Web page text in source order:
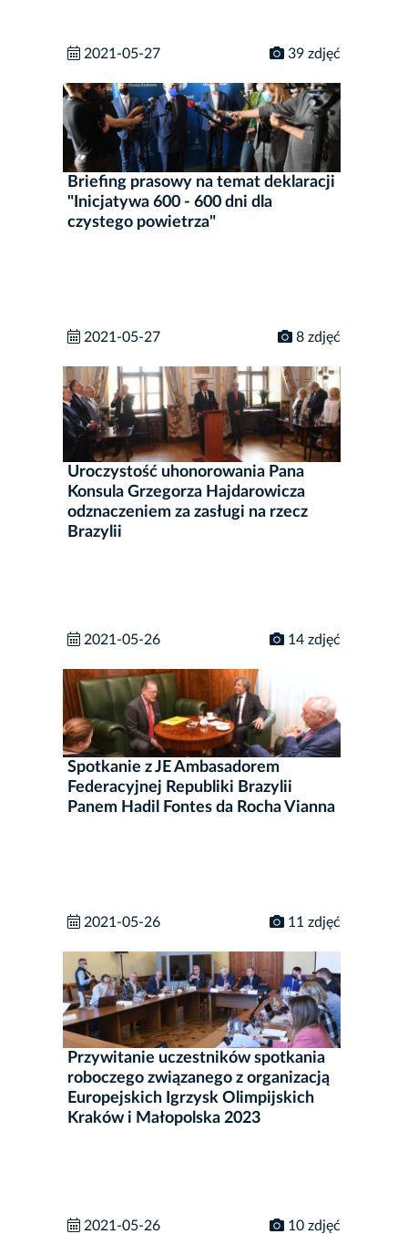
2021-05-27 39 zdjęć
Briefing prasowy na temat deklaracji
"Inicjatywa 600 - 600 dni dla
czystego powietrza"
2021-05-27 8 zdjęć
Uroczystość uhonorowania Pana
Konsula Grzegorza Hajdarowicza
odznaczeniem za zasługi na rzecz
Brazylii
2021-05-26 14 zdjęć
Spotkanie z JE Ambasadorem
Federacyjnej Republiki Brazylii
Panem Hadil Fontes da Rocha Vianna
2021-05-26 11 zdjęć
Przywitanie uczestników spotkania
roboczego związanego z organizacją
Europejskich Igrzysk Olimpijskich
Kraków i Małopolska 2023
2021-05-26 10 zdjęć